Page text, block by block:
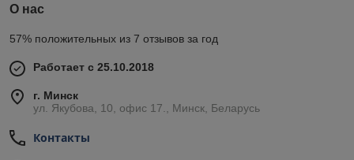
О нас
57% положительных из 7 отзывов за год
Работает с 25.10.2018
г. Минск
ул. Якубова, 10, офис 17., Минск, Беларусь
Контакты